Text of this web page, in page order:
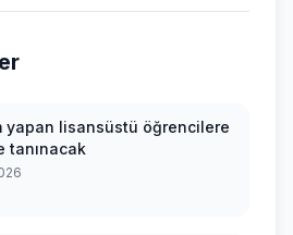
yapan lisansüstü öğrencilere
tanınacak